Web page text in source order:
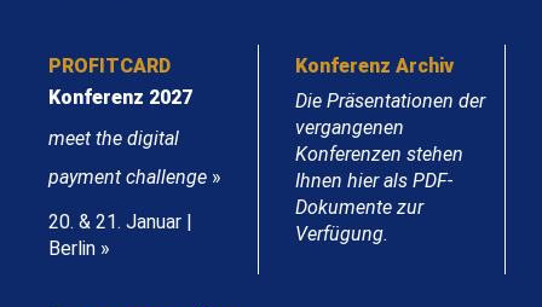
PROFITCARD
Konferenz 2027
meet the digital
payment challenge »
20. & 21. Januar |
Berlin »
Konferenz Archiv
Die Präsentationen der
vergangenen
Konferenzen stehen
Ihnen hier als PDF-
Dokumente zur
Verfügung.